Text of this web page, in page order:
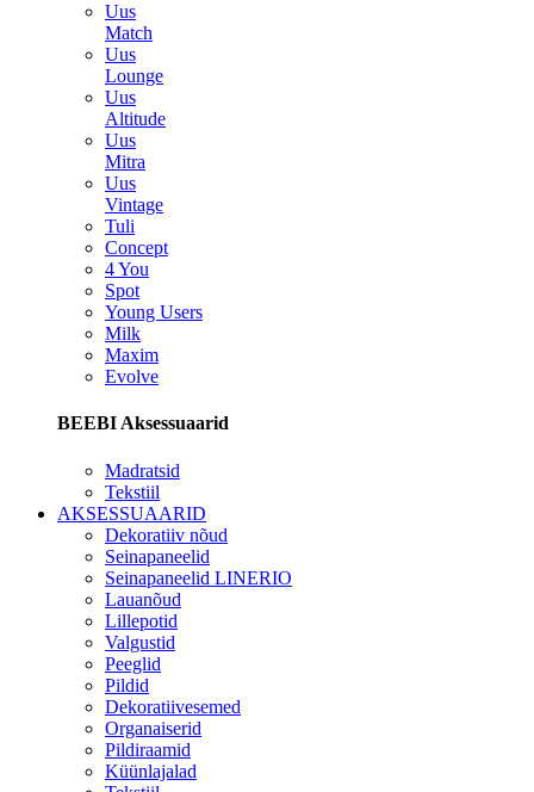
Uus
Match
Uus
Lounge
Uus
Altitude
Uus
Mitra
Uus
Vintage
Tuli
Concept
4 You
Spot
Young Users
Milk
Maxim
Evolve
BEEBI Aksessuaarid
Madratsid
Tekstiil
AKSESSUAARID
Dekoratiiv nõud
Seinapaneelid
Seinapaneelid LINERIO
Lauanõud
Lillepotid
Valgustid
Peeglid
Pildid
Dekoratiivesemed
Organaiserid
Pildiraamid
Küünlajalad